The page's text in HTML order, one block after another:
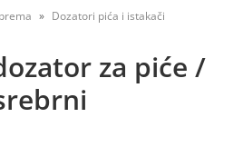
Dozatori pića i istakači
za piće /